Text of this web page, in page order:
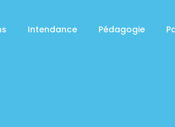
Intendance Pédagogie